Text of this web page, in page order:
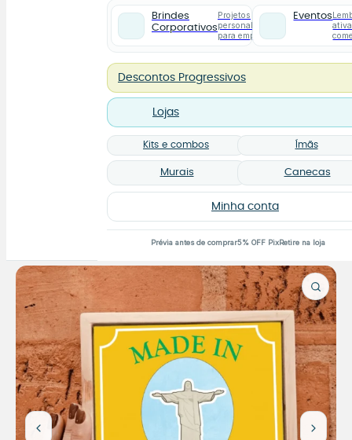
Brindes
Corporativos
Projetos
personalizados
para empresas
Eventos
Descontos Progressivos
Lojas
Kits e combos Ímãs
Murais Canecas
Minha conta
Prévia antes de comprar5% OFF PixRetire na loja